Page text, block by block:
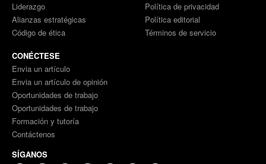
Liderazgo
Alianzas estratégicas
Código de ética
Política de privacidad
Política editorial
Términos de servicio
CONÉCTESE
Envia un artículo
Envia un artículo de opinión
Oportunidades de trabajo
Oportunidades de trabajo
Formación y tutoría
Contáctenos
SÍGANOS